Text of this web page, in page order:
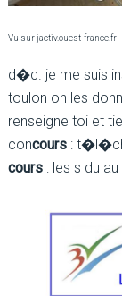
Vu sur jactiv.ouest-france.fr
d�c. je me suis
toulon on les
renseigne toi et
concours:
cours: les s du au